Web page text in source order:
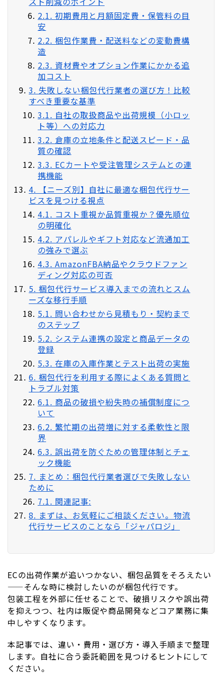
2.1. 初期費用と月額固定費・保管料の目
安
2.2. 梱包作業費・配送料などの変動費構
造
2.3. 資材費やオプション作業にかかる追
加コスト
3. 失敗しない梱包代行業者の選び方！比較
すべき重要な基準
3.1. 自社の取扱商品や出荷規模（小ロッ
ト等）への対応力
3.2. 倉庫の立地条件と配送スピード・品
質の確認
3.3. ECカートや受注管理システムとの連
携機能
4. 【ニーズ別】自社に最適な梱包代行サー
ビスを見つける視点
4.1. コスト重視か品質重視か？優先順位
の明確化
4.2. アパレルやギフト対応など流通加工
の強みで選ぶ
4.3. AmazonFBA納品やクラウドファン
ディング対応の可否
5. 梱包代行サービス導入までの流れとスム
ーズな移行手順
5.1. 問い合わせから見積もり・契約まで
のステップ
5.2. システム連携の設定と商品データの
登録
5.3. 在庫の入庫作業とテスト出荷の実施
6. 梱包代行を利用する際によくある質問と
トラブル対策
6.1. 商品の破損や紛失時の補償制度につ
いて
6.2. 繁忙期の出荷増に対する柔軟性と限
界
6.3. 誤出荷を防ぐための管理体制とチェ
ック機能
7. まとめ：梱包代行業者選びで失敗しない
ために
7.1. 関連記事:
8. まずは、お気軽にご相談ください。物流
代行サービスのことなら「ジャパロジ」
ECの出荷作業が追いつかない、梱包品質をそろえたい
——そんな時に検討したいのが梱包代行です。
包装工程を外部に任せることで、破損リスクや誤出荷
を抑えつつ、社内は販促や商品開発などコア業務に集
中しやすくなります。
本記事では、違い・費用・選び方・導入手順まで整理
します。自社に合う委託範囲を見つけるヒントにして
ください。